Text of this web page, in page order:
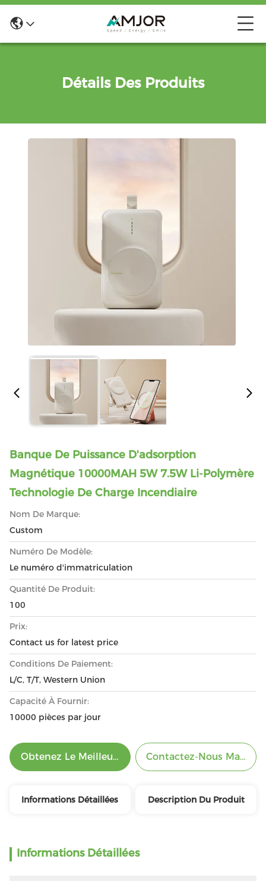
Détails Des Produits
Banque De Puissance D'adsorption
Magnétique 10000MAH 5W 7.5W Li-Polymère
Technologie De Charge Incendiaire
Nom De Marque:
Custom
Numéro De Modèle:
Le numéro d'immatriculation
Quantité De Produit:
100
Prix:
Contact us for latest price
Conditions De Paiement:
L/C, T/T, Western Union
Capacité À Fournir:
10000 pièces par jour
Obtenez Le Meilleur Prix Contactez-Nous
Informations Détaillées Description Du Produit
Informations Détaillées